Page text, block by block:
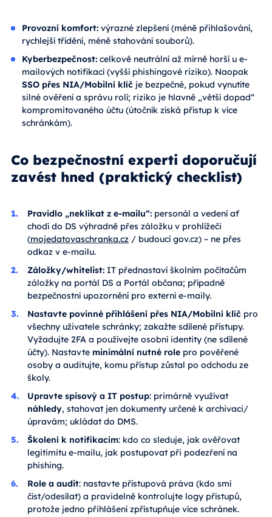
Provozní komfort: výrazné zlepšení (méně přihlašování,
rychlejší třídění, méně stahování souborů).
Kyberbezpečnost: celkově neutrální až mírně horší u e-
mailových notifikací (vyšší phishingové riziko). Naopak
SSO přes NIA/Mobilní klíč je bezpečné, pokud vynutíte
silné ověření a správu rolí; riziko je hlavně „větší dopad“
kompromitovaného účtu (útočník získá přístup k více
schránkám).
Co bezpečnostní experti doporučují
zavést hned (praktický checklist)
Pravidlo „neklikat z e-mailu“: personál a vedení ať
chodí do DS výhradně přes záložku v prohlížeči
(mojedatovaschranka.cz / budoucí gov.cz) – ne přes
odkaz v e-mailu.
Záložky/whitelist: IT přednastaví školním počítačům
záložky na portál DS a Portál občana; případně
bezpečnostní upozornění pro externí e-maily.
Nastavte povinné přihlášení přes NIA/Mobilní klíč pro
všechny uživatele schránky; zakažte sdílené přístupy.
Vyžadujte 2FA a používejte osobní identity (ne sdílené
účty). Nastavte minimální nutné role pro pověřené
osoby a auditujte, komu přístup zůstal po odchodu ze
školy.
Upravte spisový a IT postup: primárně využívat
náhledy, stahovat jen dokumenty určené k archivaci/
úpravám; ukládat do DMS.
Školení k notifikacím: kdo co sleduje, jak ověřovat
legitimitu e-mailu, jak postupovat při podezření na
phishing.
Role a audit: nastavte přístupová práva (kdo smí
číst/odesílat) a pravidelně kontrolujte logy přístupů,
protože jedno přihlášení zpřístupňuje více schránek.